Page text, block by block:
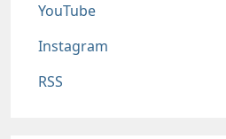
YouTube
Instagram
RSS